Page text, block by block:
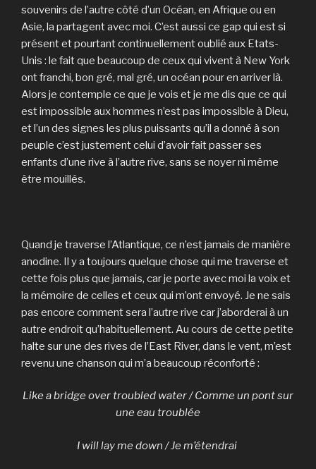
souvenirs de l’autre côté d’un Océan, en Afrique ou en
Asie, la partagent avec moi. C’est aussi ce gap qui est si
présent et pourtant continuellement oublié aux Etats-
Unis : le fait que beaucoup de ceux qui vivent à New York
ont franchi, bon gré, mal gré, un océan pour en arriver là.
Alors je contemple ce que je vois et je me dis que ce qui
est impossible aux hommes n’est pas impossible à Dieu,
et l’un des signes les plus puissants qu’il a donné à son
peuple c’est justement celui d’avoir fait passer ses
enfants d’une rive à l’autre rive, sans se noyer ni même
être mouillés.
Quand je traverse l’Atlantique, ce n’est jamais de manière
anodine. Il y a toujours quelque chose qui me traverse et
cette fois plus que jamais, car je porte avec moi la voix et
la mémoire de celles et ceux qui m’ont envoyé. Je ne sais
pas encore comment sera l’autre rive car j’aborderai à un
autre endroit qu’habituellement. Au cours de cette petite
halte sur une des rives de l’East River, dans le vent, m’est
revenu une chanson qui m’a beaucoup réconforté :
Like a bridge over troubled water / Comme un pont sur
une eau troublée
I will lay me down / Je m’étendrai